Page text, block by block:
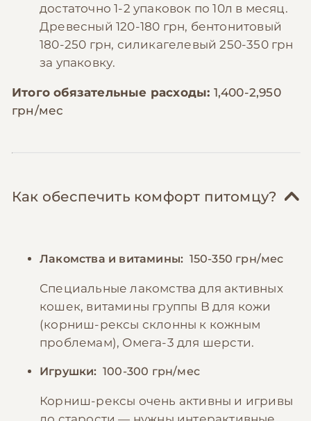
достаточно 1-2 упаковок по 10л в месяц.
Древесный 120-180 грн, бентонитовый
180-250 грн, силикагелевый 250-350 грн
за упаковку.
Итого обязательные расходы: 1,400-2,950
грн/мес
Как обеспечить комфорт питомцу?
Лакомства и витамины: 150-350 грн/мес
Специальные лакомства для активных
кошек, витамины группы B для кожи
(корниш-рексы склонны к кожным
проблемам), Омега-3 для шерсти.
Игрушки: 100-300 грн/мес
Корниш-рексы очень активны и игривы